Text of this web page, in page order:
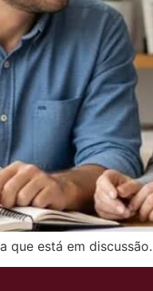
está em